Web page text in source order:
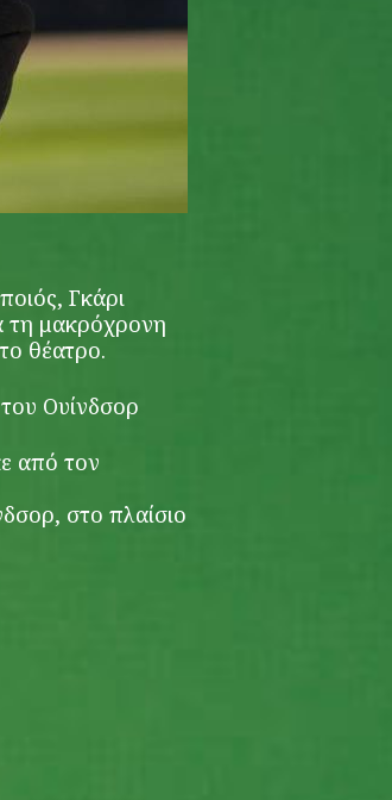
Γκάρι
τη μακρόχρονη
θέατρο.
Ουίνδσορ
από τον
στο πλαίσιο